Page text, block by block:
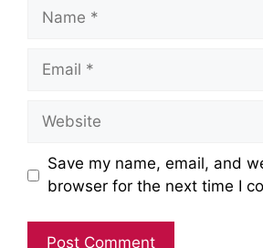
Name
Email
Website
Save my name, email, and
browser for the next time I